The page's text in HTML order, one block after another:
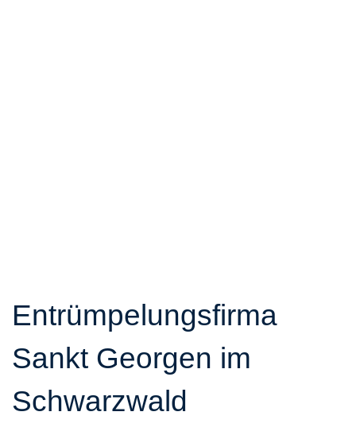
Entrümpelungsfirma
Sankt Georgen im
Schwarzwald